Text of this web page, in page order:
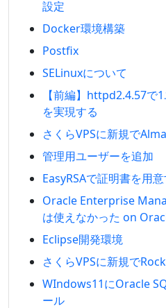
設定
Docker環境構築
Postfix
SELinuxについて
【前編】httpd2.4.57で
を実現する
さくらVPSに新規で
管理用ユーザーを追加
EasyRSAで証明書を用
Oracle Enterprise
は使えなかった on
Eclipse開発環境
さくらVPSに新規で
WIndows11にOracle
ール